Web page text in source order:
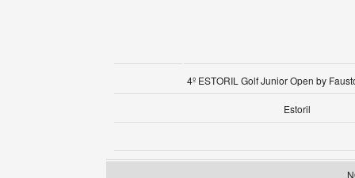
4º ESTORIL Golf Junior Open by
Estoril